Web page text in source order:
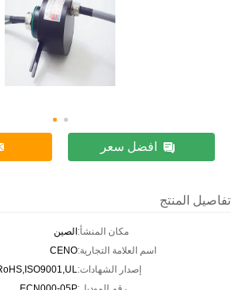
افضل سعر
تفاصيل المنتج
مكان المنشأ:الصين
اسم العلامة التجارية:CENO
إصدار الشهادات: